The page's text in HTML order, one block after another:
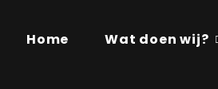
Home Wat doen wij?